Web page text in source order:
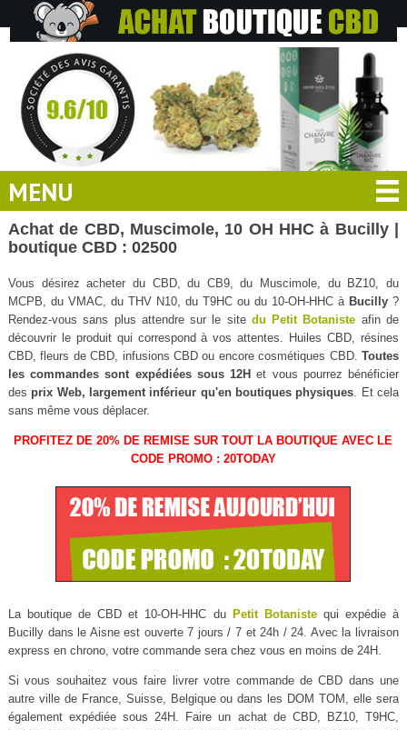
MENU
Achat de CBD, Muscimole, 10 OH HHC à Bucilly |
boutique CBD : 02500
Vous désirez acheter du CBD, du CB9, du Muscimole, du BZ10, du
MCPB, du VMAC, du THV N10, du T9HC ou du 10-OH-HHC à Bucilly ?
Rendez-vous sans plus attendre sur le site du Petit Botaniste afin de
découvrir le produit qui correspond à vos attentes. Huiles CBD, résines
CBD, fleurs de CBD, infusions CBD ou encore cosmétiques CBD.Toutes
les commandes sont expédiées sous 12H et vous pourrez bénéficier
des prix Web, largement inférieur qu'en boutiques physiques . Et cela
sans même vous déplacer.
PROFITEZ DE 20% DE REMISE SUR TOUT LA BOUTIQUE AVEC LE
CODE PROMO : 20TODAY
La boutique de CBD et 10-OH-HHC du Petit Botanistequi expédie à
Bucilly dans le Aisne est ouverte 7 jours / 7 et 24h / 24. Avec la livraison
express en chrono, votre commande sera chez vous en moins de 24H.
Si vous souhaitez vous faire livrer votre commande de CBD dans une
autre ville de France, Suisse, Belgique ou dans les DOM TOM, elle sera
également expédiée sous 24H. Faire un achat de CBD, BZ10, T9HC,